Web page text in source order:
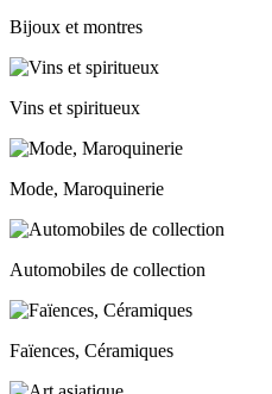
Bijoux et montres
Vins et spiritueux
Mode, Maroquinerie
Automobiles de collection
Faïences, Céramiques